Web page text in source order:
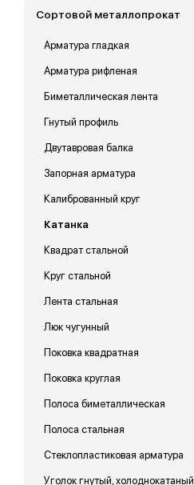
Сортовой металлопрокат
Арматура гладкая
Арматура рифленая
Биметаллическая лента
Гнутый профиль
Двутавровая балка
Запорная арматура
Калиброванный круг
Катанка
Квадрат стальной
Круг стальной
Лента стальная
Люк чугунный
Поковка квадратная
Поковка круглая
Полоса биметаллическая
Полоса стальная
Стеклопластиковая арматура
Уголок гнутый, холоднокатаный